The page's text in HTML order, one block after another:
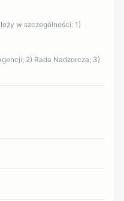
w szczególności: 1)
2) Rada Nadzorcza; 3)